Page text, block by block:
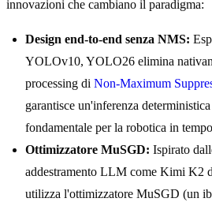
innovazioni che cambiano il paradigma:
Design end-to-end senza NMS:
YOLOv10, YOLO26 elimina
processing di Non-Maximum
garantisce un'inferenza
fondamentale per la robotica in
Ottimizzatore MuSGD: Ispirato
addestramento LLM come Kimi K2
utilizza l'ottimizzatore MuSGD (un